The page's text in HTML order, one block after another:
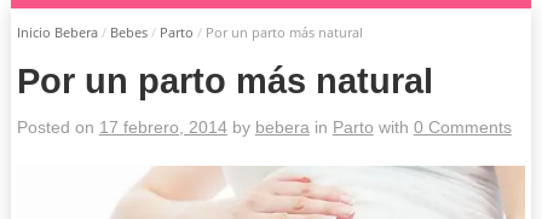
Inicio Bebera / Bebes / Parto / Por un parto más natural
Por un parto más natural
Posted on 17 febrero, 2014by bebera in Parto with 0 Comments